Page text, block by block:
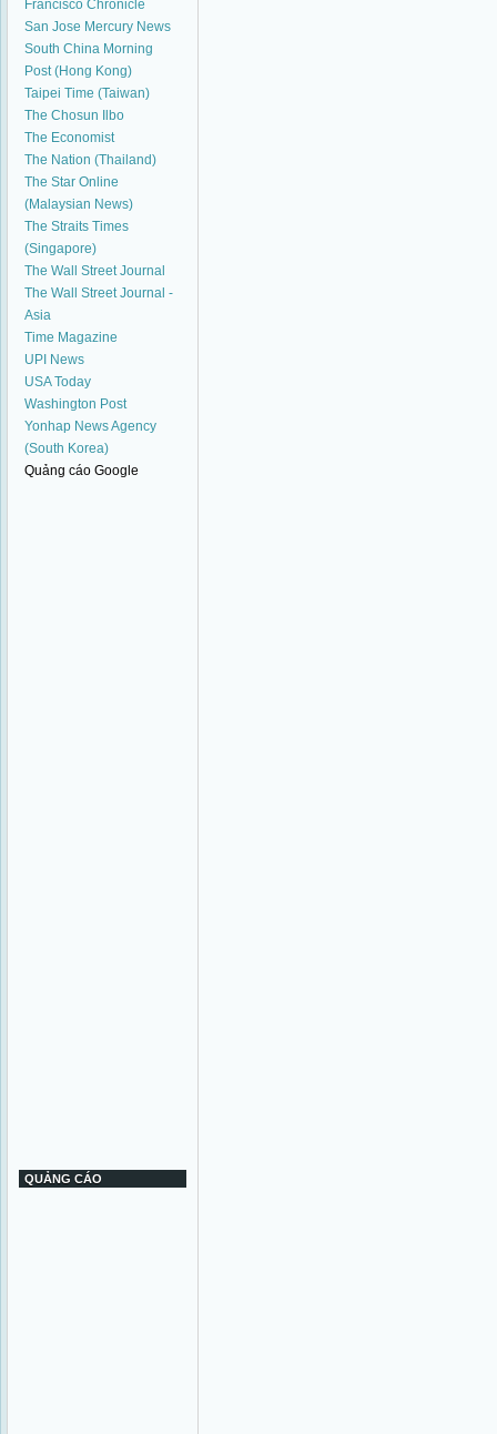
Francisco Chronicle
San Jose Mercury News
South China Morning
Post (Hong Kong)
Taipei Time (Taiwan)
The Chosun Ilbo
The Economist
The Nation (Thailand)
The Star Online
(Malaysian News)
The Straits Times
(Singapore)
The Wall Street Journal
The Wall Street Journal -
Asia
Time Magazine
UPI News
USA Today
Washington Post
Yonhap News Agency
(South Korea)
Quảng cáo Google
QUẢNG CÁO